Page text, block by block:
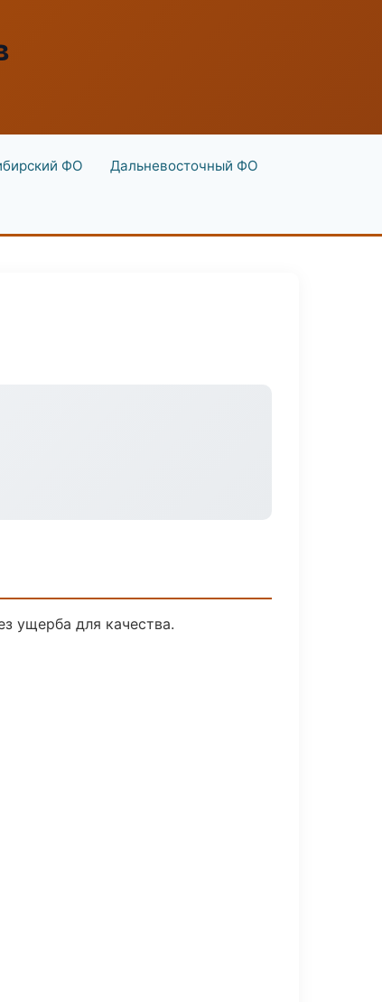
ФО Дальневосточный ФО
ущерба для качества.